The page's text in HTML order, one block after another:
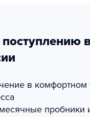
поступлению
в комфортном
пробники